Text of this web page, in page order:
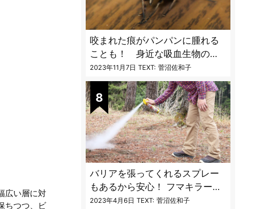
広い層に対
ちつつ、ビ
咬まれた痕がパンパンに腫れる
ことも！ 身近な吸血生物の
〝生態と対策〟【vol.04 ア
ブ・ブユ・ヌカカ】
2023年11月7日 TEXT: 菅沼佐和子
バリアを張ってくれるスプレー
もあるから安心！ フマキラーに
聞く「最強の虫撃退グッズ
2023年4月6日 TEXT: 菅沼佐和子